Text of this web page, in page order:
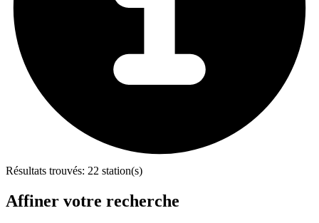
Résultats trouvés: 22 station(s)
Affiner votre recherche